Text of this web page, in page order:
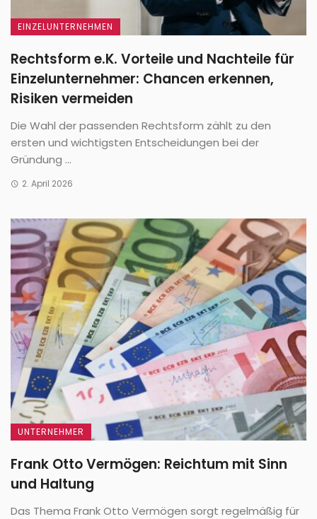
EINZELUNTERNEHMEN
Rechtsform e.K. Vorteile und Nachteile für
Einzelunternehmer: Chancen erkennen,
Risiken vermeiden
Die Wahl der passenden Rechtsform zählt zu den
ersten und wichtigsten Entscheidungen bei der
Gründung ...
2. April 2026
UNTERNEHMER
Frank Otto Vermögen: Reichtum mit Sinn
und Haltung
Das Thema Frank Otto Vermögen sorgt regelmäßig für